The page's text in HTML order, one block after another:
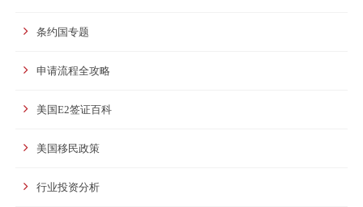
条约国专题
申请流程全攻略
美国E2签证百科
美国移民政策
行业投资分析